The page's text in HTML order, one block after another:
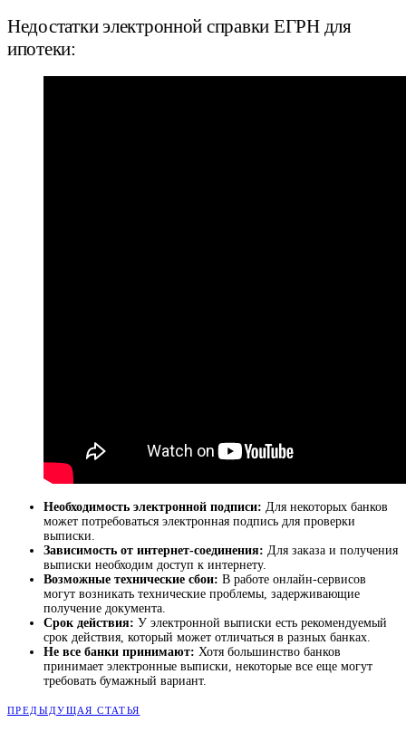
Недостатки электронной справки ЕГРН для
ипотеки:
Необходимость электронной подписи: Для некоторых банков
может потребоваться электронная подпись для проверки
выписки.
Зависимость от интернет-соединения: Для заказа и получения
выписки необходим доступ к интернету.
Возможные технические сбои: В работе онлайн-сервисов
могут возникать технические проблемы, задерживающие
получение документа.
Срок действия: У электронной выписки есть рекомендуемый
срок действия, который может отличаться в разных банках.
Не все банки принимают: Хотя большинство банков
принимает электронные выписки, некоторые все еще могут
требовать бумажный вариант.
ПРЕДЫДУЩАЯ СТАТЬЯ